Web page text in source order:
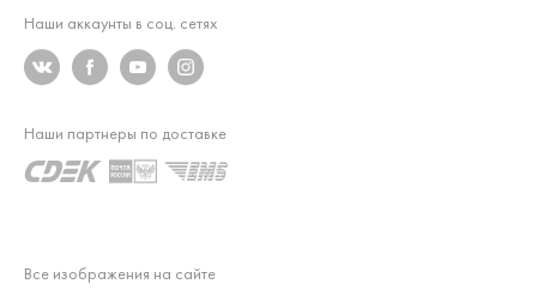
Наши аккаунты в соц. сетях
Все изображения на сайте
Наши партнеры по доставке